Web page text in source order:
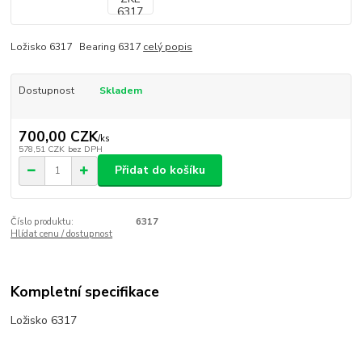
Ložisko 6317 Bearing 6317 celý popis
Dostupnost Skladem
700,00 CZK/ks
578,51 CZK bez DPH
Přidat do košíku
Číslo produktu:
6317
Hlídat cenu / dostupnost
Kompletní specifikace
Ložisko 6317